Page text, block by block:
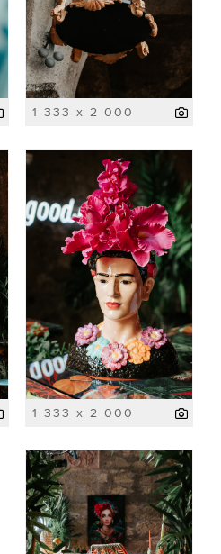
1 333 x 2 000
1 333 x 2 000